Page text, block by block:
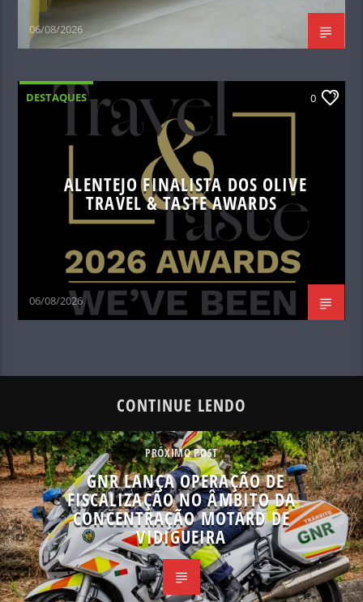
06/08/2026
DESTAQUES 0
ALENTEJO FINALISTA DOS OLIVE
TRAVEL & TASTE AWARDS
06/08/2026
CONTINUE LENDO
PRÓXIMO POST
GNR LANÇA OPERAÇÃO DE
FISCALIZAÇÃO NO ÂMBITO DA
CONCENTRAÇÃO MOTARD DE
VIDIGUEIRA